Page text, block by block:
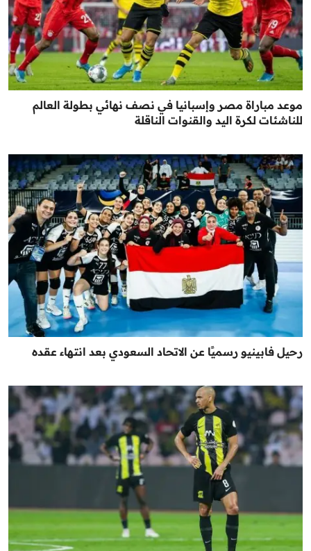
موعد مباراة مصر وإسبانيا في نصف نهائي بطولة العالم
للناشئات لكرة اليد والقنوات الناقلة
رحيل فابينيو رسميًا عن الاتحاد السعودي بعد انتهاء عقده